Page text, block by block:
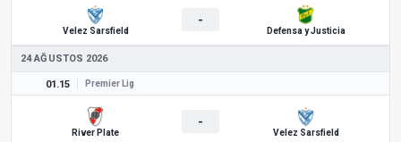
Velez Sarsfield
-
Defensa y Justicia
24 AĞUSTOS 2026
01.15 Premier Lig
River Plate
-
Velez Sarsfield